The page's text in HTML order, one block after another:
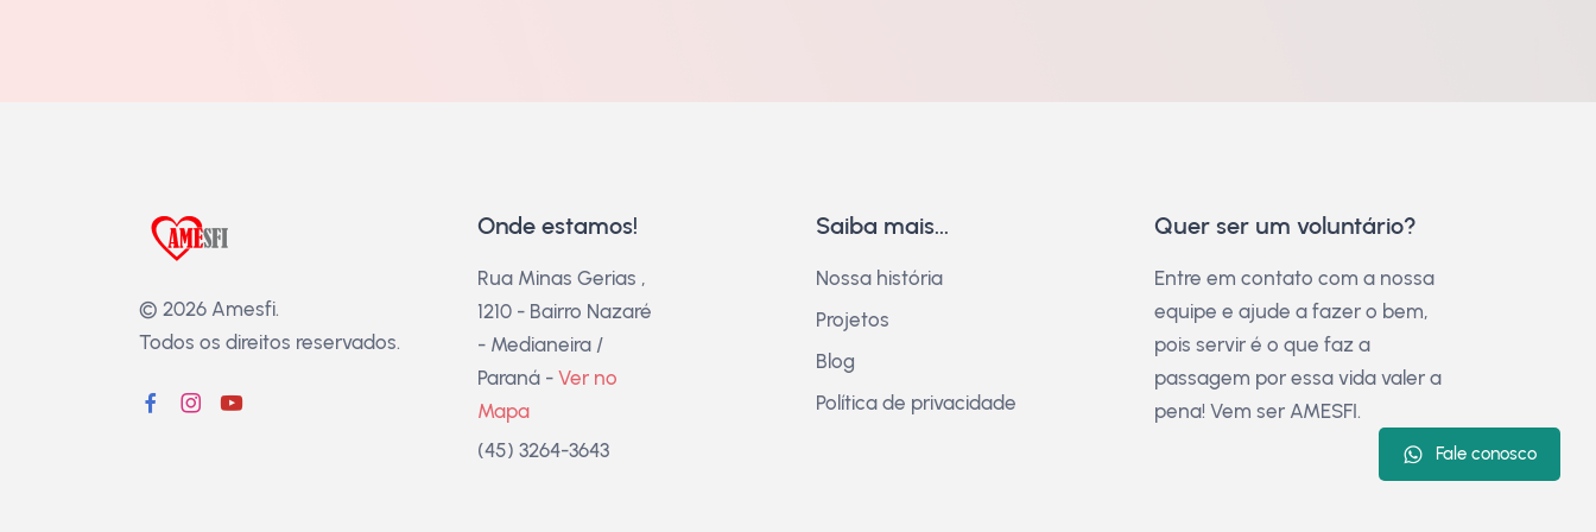
© 2026 Amesfi.
Todos os direitos reservados.
Onde estamos!
Rua Minas Gerias ,
1210 - Bairro Nazaré
- Medianeira /
Paraná - Ver no
Mapa
(45) 3264-3643
Saiba mais...
Nossa história
Projetos
Blog
Política de privacidade
Quer ser um voluntário?
Entre em contato com a nossa
equipe e ajude a fazer o bem,
pois servir é o que faz a
passagem por essa vida valer a
pena! Vem ser AMESFI.
Fale conosco